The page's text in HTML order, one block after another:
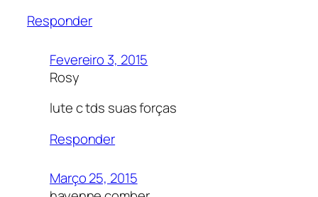
Responder
Fevereiro 3, 2015
Rosy
lute c tds suas forças
Responder
Março 25, 2015